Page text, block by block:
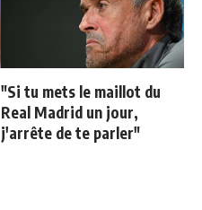
"Si tu mets le maillot du
Real Madrid un jour,
j'arrête de te parler"